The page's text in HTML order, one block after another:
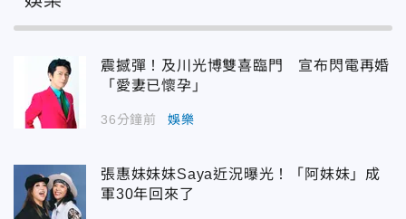
震撼彈！及川光博雙喜臨門 宣布閃電再婚
「愛妻已懷孕」
36分鐘前 娛樂
張惠妹妹妹Saya近況曝光！「阿妹妹」成
軍30年回來了